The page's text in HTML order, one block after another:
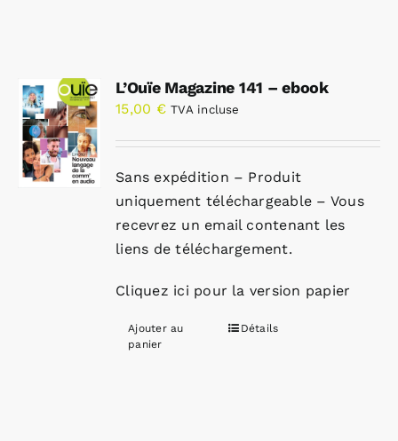
L’Ouïe Magazine 141 – ebook
15,00 € TVA incluse
Sans expédition – Produit
uniquement téléchargeable – Vous
recevrez un email contenant les
liens de téléchargement.
Cliquez ici pour la version papier
Ajouter au
panier
Détails